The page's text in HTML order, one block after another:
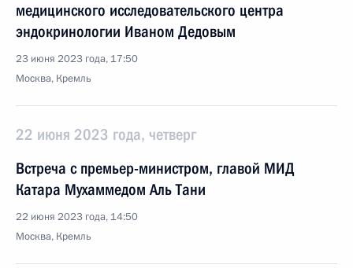
медицинского исследовательского центра
эндокринологии Иваном Дедовым
23 июня 2023 года, 17:50
Москва, Кремль
22 июня 2023 года, четверг
Встреча с премьер-министром, главой МИД
Катара Мухаммедом Аль Тани
22 июня 2023 года, 14:50
Москва, Кремль